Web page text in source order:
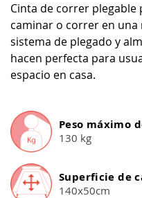
Cinta de correr plegable
caminar o correr en una
sistema de plegado y
hacen perfecta para
espacio en casa.
Peso máximo
130 kg
Superficie de
140x50cm
de
la
galería
de
imágenes